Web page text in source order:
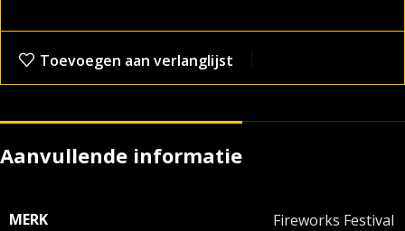
Toevoegen aan verlanglijst
Aanvullende informatie
MERK Fireworks Festival